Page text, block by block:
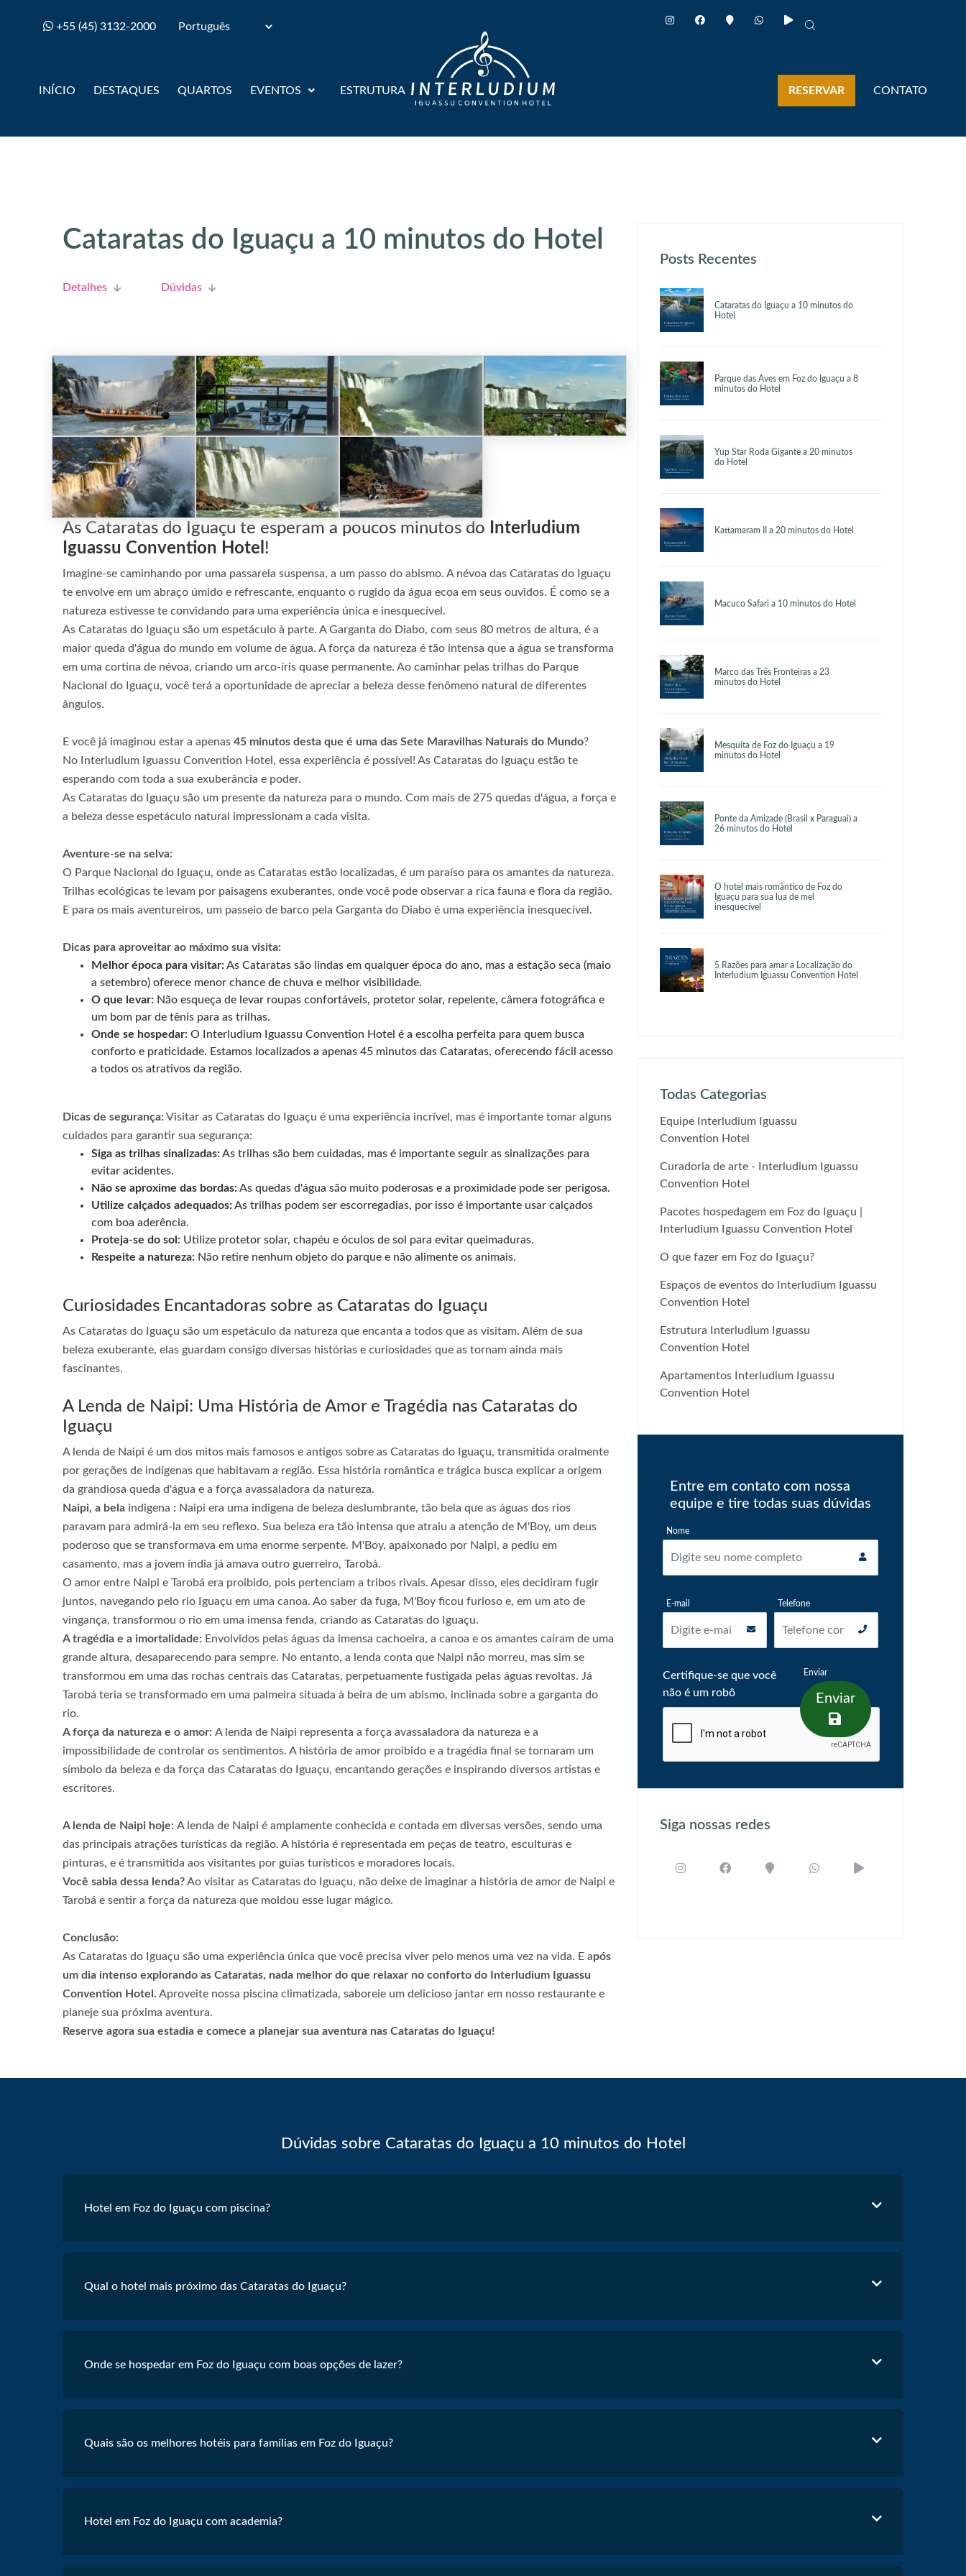
+55 (45) 3132-2000
Selecionar Idioma
INÍCIO DESTAQUES QUARTOS EVENTOS ESTRUTURA RESERVAR CONTATO
Cataratas do Iguaçu a 10 minutos do Hotel
Detalhes Dúvidas
As Cataratas do Iguaçu te esperam a poucos minutos do
Interludium
Iguassu Convention Hotel !
Imagine-se caminhando por uma passarela suspensa, a um passo do abismo. A névoa das Cataratas do Iguaçu
te envolve em um abraço úmido e refrescante, enquanto o rugido da água ecoa em seus ouvidos. É como se a
natureza estivesse te convidando para uma experiência única e inesquecível.
As Cataratas do Iguaçu são um espetáculo à parte. A Garganta do Diabo, com seus 80 metros de altura, é a
maior queda d'água do mundo em volume de água. A força da natureza é tão intensa que a água se transforma
em uma cortina de névoa, criando um arco-íris quase permanente. Ao caminhar pelas trilhas do Parque
Nacional do Iguaçu, você terá a oportunidade de apreciar a beleza desse fenômeno natural de diferentes
ângulos.
E você já imaginou estar a apenas 45 minutos desta que é uma das Sete Maravilhas Naturais do Mundo?
No Interludium Iguassu Convention Hotel, essa experiência é possível! As Cataratas do Iguaçu estão te
esperando com toda a sua exuberância e poder.
As Cataratas do Iguaçu são um presente da natureza para o mundo. Com mais de 275 quedas d'água, a força e
a beleza desse espetáculo natural impressionam a cada visita.
Aventure-se na selva:
O Parque Nacional do Iguaçu, onde as Cataratas estão localizadas, é um paraíso para os amantes da natureza.
Trilhas ecológicas te levam por paisagens exuberantes, onde você pode observar a rica fauna e flora da região.
E para os mais aventureiros, um passeio de barco pela Garganta do Diabo é uma experiência inesquecível.
Dicas para aproveitar ao máximo sua visita:
Melhor época para visitar:As Cataratas são lindas em qualquer época do ano, mas a estação seca (maio
a setembro) oferece menor chance de chuva e melhor visibilidade.
O que levar: Não esqueça de levar roupas confortáveis, protetor solar, repelente, câmera fotográfica e
um bom par de tênis para as trilhas.
Onde se hospedar: O Interludium Iguassu Convention Hotel é a escolha perfeita para quem busca
conforto e praticidade. Estamos localizados a apenas 45 minutos das Cataratas, oferecendo fácil acesso
a todos os atrativos da região.
Dicas de segurança:Visitar as Cataratas do Iguaçu é uma experiência incrível, mas é importante tomar alguns
cuidados para garantir sua segurança:
Siga as trilhas sinalizadas:As trilhas são bem cuidadas, mas é importante seguir as sinalizações para
evitar acidentes.
Não se aproxime das bordas:As quedas d'água são muito poderosas e a proximidade pode ser perigosa.
Utilize calçados adequados:As trilhas podem ser escorregadias, por isso é importante usar calçados
com boa aderência.
Proteja-se do sol: Utilize protetor solar, chapéu e óculos de sol para evitar queimaduras.
Respeite a natureza: Não retire nenhum objeto do parque e não alimente os animais.
Curiosidades Encantadoras sobre as Cataratas do Iguaçu
As Cataratas do Iguaçu são um espetáculo da natureza que encanta a todos que as visitam. Além de sua
beleza exuberante, elas guardam consigo diversas histórias e curiosidades que as tornam ainda mais
fascinantes.
A Lenda de Naipi: Uma História de Amor e Tragédia nas Cataratas do
Iguaçu
A lenda de Naipi é um dos mitos mais famosos e antigos sobre as Cataratas do Iguaçu, transmitida oralmente
por gerações de indígenas que habitavam a região. Essa história romântica e trágica busca explicar a origem
da grandiosa queda d'água e a força avassaladora da natureza.
Naipi, a bela indigena : Naipi era uma indigena de beleza deslumbrante, tão bela que as águas dos rios
paravam para admirá-la em seu reflexo. Sua beleza era tão intensa que atraiu a atenção de M'Boy, um deus
poderoso que se transformava em uma enorme serpente. M'Boy, apaixonado por Naipi, a pediu em
casamento, mas a jovem índia já amava outro guerreiro, Tarobá.
O amor entre Naipi e Tarobá era proibido, pois pertenciam a tribos rivais. Apesar disso, eles decidiram fugir
juntos, navegando pelo rio Iguaçu em uma canoa. Ao saber da fuga, M'Boy ficou furioso e, em um ato de
vingança, transformou o rio em uma imensa fenda, criando as Cataratas do Iguaçu.
A tragédia e a imortalidade: Envolvidos pelas águas da imensa cachoeira, a canoa e os amantes caíram de uma
grande altura, desaparecendo para sempre. No entanto, a lenda conta que Naipi não morreu, mas sim se
transformou em uma das rochas centrais das Cataratas, perpetuamente fustigada pelas águas revoltas. Já
Tarobá teria se transformado em uma palmeira situada à beira de um abismo, inclinada sobre a garganta do
rio.
A força da natureza e o amor: A lenda de Naipi representa a força avassaladora da natureza e a
impossibilidade de controlar os sentimentos. A história de amor proibido e a tragédia final se tornaram um
símbolo da beleza e da força das Cataratas do Iguaçu, encantando gerações e inspirando diversos artistas e
escritores.
A lenda de Naipi hoje: A lenda de Naipi é amplamente conhecida e contada em diversas versões, sendo uma
das principais atrações turísticas da região. A história é representada em peças de teatro, esculturas e
pinturas, e é transmitida aos visitantes por guias turísticos e moradores locais.
Você sabia dessa lenda?Ao visitar as Cataratas do Iguaçu, não deixe de imaginar a história de amor de Naipi e
Tarobá e sentir a força da natureza que moldou esse lugar mágico.
Conclusão:
As Cataratas do Iguaçu são uma experiência única que você precisa viver pelo menos uma vez na vida. E após
um dia intenso explorando as Cataratas, nada melhor do que relaxar no conforto do Interludium Iguassu
Convention Hotel. Aproveite nossa piscina climatizada, saboreie um delicioso jantar em nosso restaurante e
planeje sua próxima aventura.
Reserve agora sua estadia e comece a planejar sua aventura nas Cataratas do Iguaçu!
Posts Recentes
Cataratas do Iguaçu a 10 minutos do
Hotel
Parque das Aves em Foz do Iguaçu a 8
minutos do Hotel
Yup Star Roda Gigante a 20 minutos
do Hotel
Kattamaram II a 20 minutos do Hotel
Macuco Safari a 10 minutos do Hotel
Marco das Três Fronteiras a 23
minutos do Hotel
Mesquita de Foz do Iguaçu a 19
minutos do Hotel
Ponte da Amizade (Brasil x Paraguai) a
26 minutos do Hotel
O hotel mais romântico de Foz do
Iguaçu para sua lua de mel
inesquecível
5 Razões para amar a Localização do
Interludium Iguassu Convention Hotel
Todas Categorias
Equipe Interludium Iguassu
Convention Hotel
Curadoria de arte - Interludium Iguassu
Convention Hotel
Pacotes hospedagem em Foz do Iguaçu |
Interludium Iguassu Convention Hotel
O que fazer em Foz do Iguaçu?
Espaços de eventos do Interludium Iguassu
Convention Hotel
Estrutura Interludium Iguassu
Convention Hotel
Apartamentos Interludium Iguassu
Convention Hotel
Entre em contato com nossa
equipe e tire todas suas dúvidas
Nome
E-mail Telefone
Certifique-se que você
não é um robô
Enviar
Enviar
Siga nossas redes
Dúvidas sobre Cataratas do Iguaçu a 10 minutos do Hotel
Hotel em Foz do Iguaçu com piscina?
Qual o hotel mais próximo das Cataratas do Iguaçu?
Onde se hospedar em Foz do Iguaçu com boas opções de lazer?
Quais são os melhores hotéis para famílias em Foz do Iguaçu?
Hotel em Foz do Iguaçu com academia?